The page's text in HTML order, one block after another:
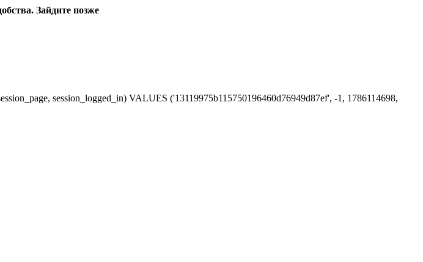
Зайдите позже
session_logged_in) VALUES ('13119975b115750196460d76949d87ef', -1, 1786114698,